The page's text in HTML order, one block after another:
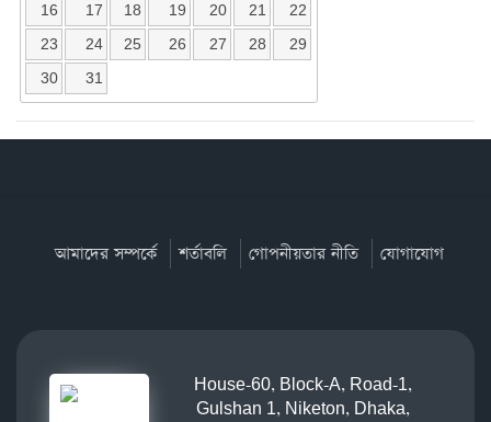
16
17 18 19 20 21
22
23
24 25 26 27 28
29
30
31
আমাদের সম্পর্কে শর্তাবলি গোপনীয়তার নীতি যোগাযোগ
House-60, Block-A, Road-1,
Gulshan 1, Niketon, Dhaka,